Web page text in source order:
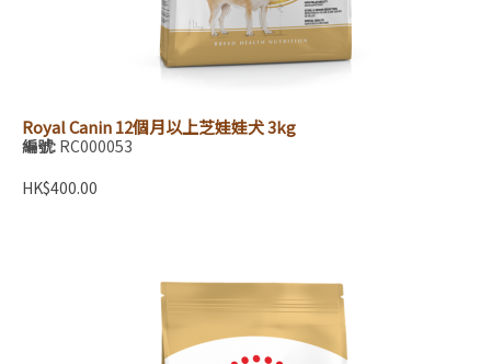
Royal Canin 12個月以上芝娃娃犬 3kg
編號: RC000053
HK$400.00